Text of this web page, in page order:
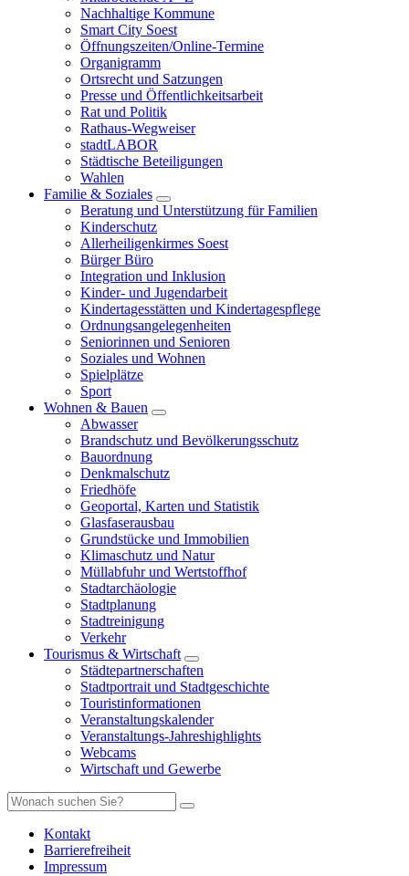
Nachhaltige Kommune
Smart City Soest
Öffnungszeiten/Online-Termine
Organigramm
Ortsrecht und Satzungen
Presse und Öffentlichkeitsarbeit
Rat und Politik
Rathaus-Wegweiser
stadtLABOR
Städtische Beteiligungen
Wahlen
Familie & Soziales
Beratung und Unterstützung für Familien
Kinderschutz
Allerheiligenkirmes Soest
Bürger Büro
Integration und Inklusion
Kinder- und Jugendarbeit
Kindertagesstätten und Kindertagespflege
Ordnungsangelegenheiten
Seniorinnen und Senioren
Soziales und Wohnen
Spielplätze
Sport
Wohnen & Bauen
Abwasser
Brandschutz und Bevölkerungsschutz
Bauordnung
Denkmalschutz
Friedhöfe
Geoportal, Karten und Statistik
Glasfaserausbau
Grundstücke und Immobilien
Klimaschutz und Natur
Müllabfuhr und Wertstoffhof
Stadtarchäologie
Stadtplanung
Stadtreinigung
Verkehr
Tourismus & Wirtschaft
Städtepartnerschaften
Stadtportrait und Stadtgeschichte
Touristinformationen
Veranstaltungskalender
Veranstaltungs-Jahreshighlights
Webcams
Wirtschaft und Gewerbe
Kontakt
Barrierefreiheit
Impressum